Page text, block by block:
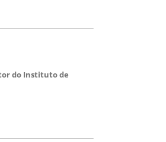
do Instituto de